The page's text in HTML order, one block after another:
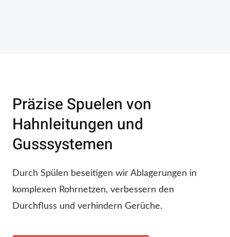
Präzise Spuelen von
Hahnleitungen und
Gusssystemen
Durch Spülen beseitigen wir Ablagerungen in
komplexen Rohrnetzen, verbessern den
Durchfluss und verhindern Gerüche.